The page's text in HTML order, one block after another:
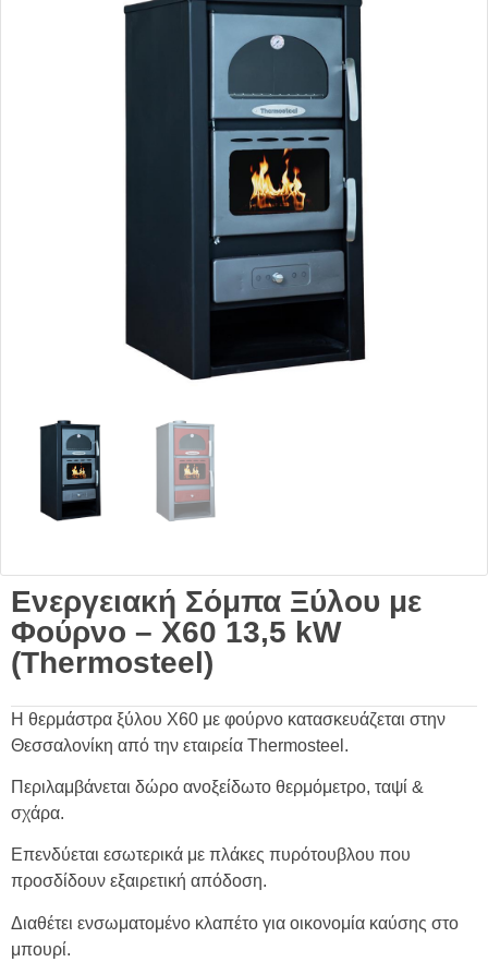
Ενεργειακή Σόμπα Ξύλου με
Φούρνο – X60 13,5 kW
(Thermosteel)
Η θερμάστρα ξύλου Χ60 με φούρνο κατασκευάζεται στην
Θεσσαλονίκη από την εταιρεία Thermosteel.
Περιλαμβάνεται δώρο ανοξείδωτο θερμόμετρο, ταψί &
σχάρα.
Επενδύεται εσωτερικά με πλάκες πυρότουβλου που
προσδίδουν εξαιρετική απόδοση.
Διαθέτει ενσωματομένο κλαπέτο για οικονομία καύσης στο
μπουρί.